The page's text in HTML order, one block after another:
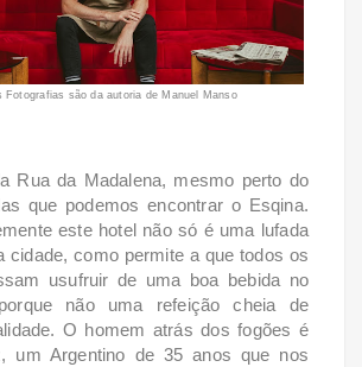
Fotografias são da autoria de Manuel Manso
Rua da Madalena, mesmo perto do
que podemos encontrar o Esqina.
este hotel não só é uma lufada
cidade, como permite a que todos os
usufruir de uma boa bebida no
não uma refeição cheia de
O homem atrás dos fogões é
um Argentino de 35 anos que nos